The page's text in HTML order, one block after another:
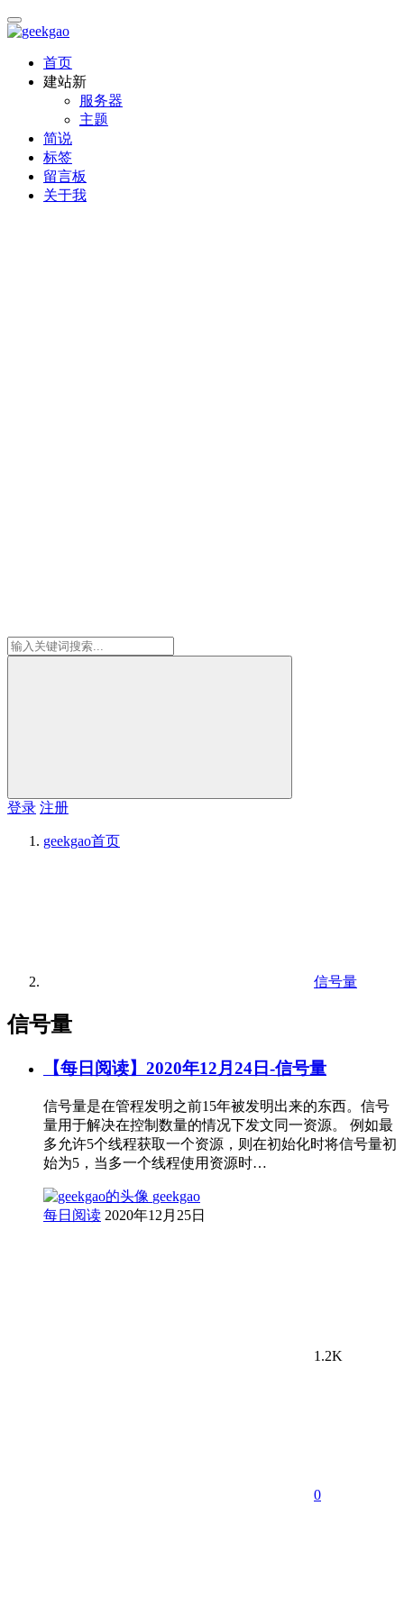
首页
建站新
服务器
主题
简说
标签
留言板
关于我
登录 注册
geekgao首页
信号量
信号量
【每日阅读】2020年12月24日-信号量
信号量是在管程发明之前15年被发明出来的东西。信号
量用于解决在控制数量的情况下发文同一资源。 例如最
多允许5个线程获取一个资源，则在初始化时将信号量初
始为5，当多一个线程使用资源时…
geekgao
每日阅读 2020年12月25日
1.2K
0